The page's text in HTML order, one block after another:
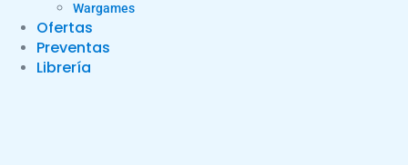
Wargames
Ofertas
Preventas
Librería